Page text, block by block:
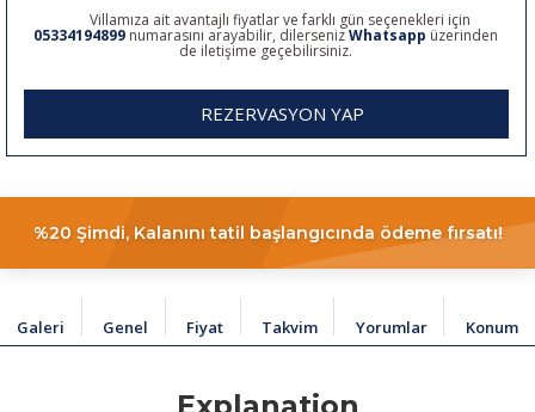
Villamıza ait avantajlı fiyatlar ve farklı gün seçenekleri için
05334194899 numarasını arayabilir, dilersenizWhatsapp üzerinden
de iletişime geçebilirsiniz.
REZERVASYON YAP
%20 Şimdi, Kalanını tatil başlangıcında ödeme fırsatı!
Galeri Genel Fiyat Takvim Yorumlar Konum